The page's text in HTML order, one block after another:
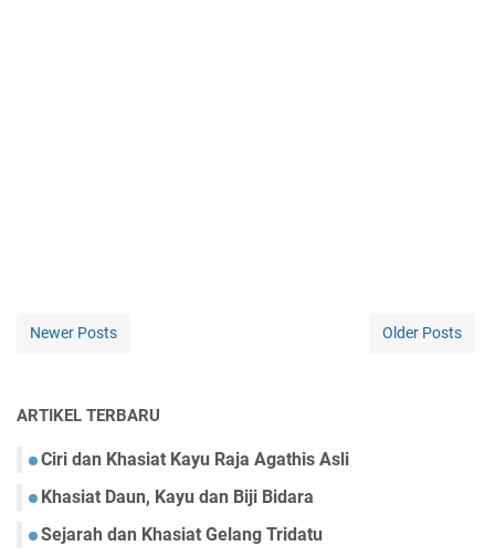
Newer Posts Older Posts
ARTIKEL TERBARU
Ciri dan Khasiat Kayu Raja Agathis Asli
Khasiat Daun, Kayu dan Biji Bidara
Sejarah dan Khasiat Gelang Tridatu